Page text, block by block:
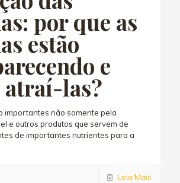
por que as
estão
e
atraí-las?
importantes não somente pela
e outros produtos que servem de
de importantes nutrientes para a
Leia Mais